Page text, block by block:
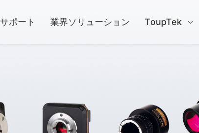
サポート 業界ソリューション ToupTek